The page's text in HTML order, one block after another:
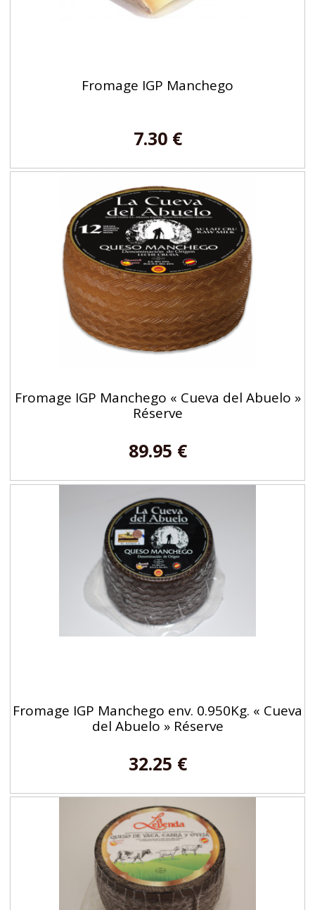
Fromage IGP Manchego
7.30 €
Fromage IGP Manchego « Cueva del Abuelo »
Réserve
89.95 €
Fromage IGP Manchego env. 0.950Kg. « Cueva
del Abuelo » Réserve
32.25 €